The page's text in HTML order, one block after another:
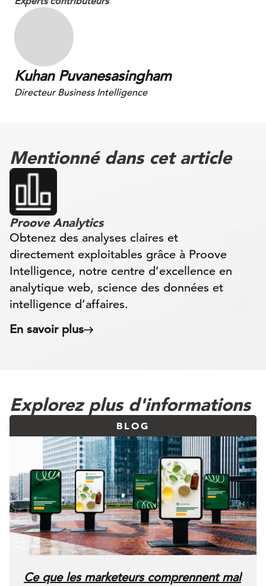
Kuhan Puvanesasingham
Directeur Business Intelligence
Mentionné dans cet article
Proove Analytics
Obtenez des analyses claires et
directement exploitables grâce à Proove
Intelligence, notre centre d’excellence en
analytique web, science des données et
intelligence d’affaires.
En savoir plus
Explorez plus d'informations
BLOG
Ce que les marketeurs comprennent mal